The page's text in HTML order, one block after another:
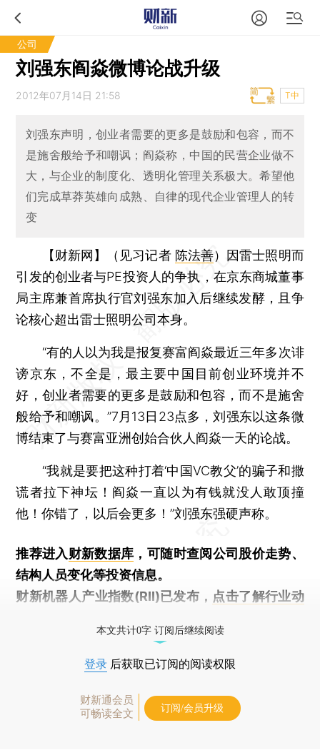
公司
刘强东阎焱微博论战升级
2012年07月14日 21:58 T中
刘强东声明，创业者需要的更多是鼓励和包容，而不
是施舍般给予和嘲讽；阎焱称，中国的民营企业做不
大，与企业的制度化、透明化管理关系极大。希望他
们完成草莽英雄向成熟、自律的现代企业管理人的转
变
【财新网】（见习记者 陈法善）
因雷士照明而
引发的创业者与PE投资人的争执，在京东商城董事
局主席兼首席执行官刘强东加入后继续发酵，且争
论核心超出雷士照明公司本身。
“有的人以为我是报复赛富阎焱最近三年多次诽
谤京东，不全是，最主要中国目前创业环境并不
好，创业者需要的更多是鼓励和包容，而不是施舍
般给予和嘲讽。”7月13日23点多，刘强东以这条微
博结束了与赛富亚洲创始合伙人阎焱一天的论战。
“我就是要把这种打着‘中国VC教父’的骗子和撒
谎者拉下神坛！阎焱一直以为有钱就没人敢顶撞
他！你错了，以后会更多！”刘强东强硬声称。
推荐进入财新数据库 ，可随时查阅公司股价走势、
结构人员变化等投资信息。
财新机器人产业指数(RII)已发布， 点击了解行业动
本文共计0字 订阅后继续阅读
登录 后获取已订阅的阅读权限
财新通会员
可畅读全文
订阅/会员升级